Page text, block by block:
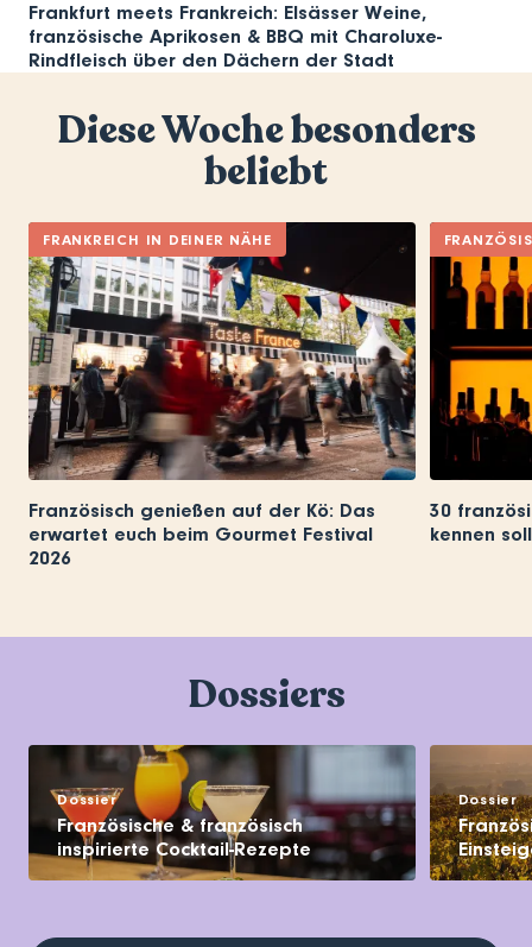
Frankfurt meets Frankreich: Elsässer Weine,
französische Aprikosen & BBQ mit Charoluxe-
Rindfleisch über den Dächern der Stadt
Diese Woche besonders
beliebt
FRANKREICH IN DEINER NÄHE
Französisch genießen auf der Kö: Das
erwartet euch beim Gourmet Festival
2026
30
kennen
Dossiers
Dossier
Französische & französisch
inspirierte Cocktail-Rezepte
Dossier